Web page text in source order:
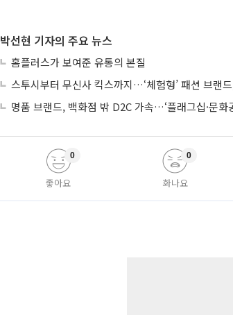
박선현 기자의 주요 뉴스
홈플러스가 보여준 유통의 본질
스투시부터 무신사 킥스까지…‘체험형’ 패션 브랜
명품 브랜드, 백화점 밖 D2C 가속…‘플래그십·문화
좋아요
0
화나요
0